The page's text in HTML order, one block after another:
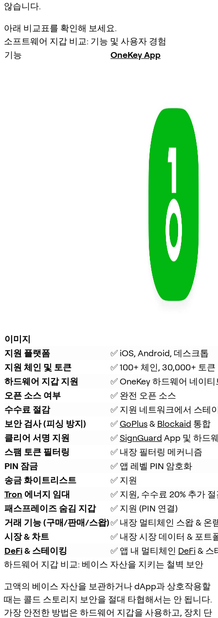
않습니다.
아래 비교표를 확인해 보세요.
소프트웨어 지갑 비교: 기능 및 사용자 경험
기능
OneKey App
이미지
지원 플랫폼
✅ iOS, Android, 데스크톱
지원 체인 및 토큰
✅ 100+ 체인, 30,000+ 토큰
하드웨어 지갑 지원
✅ OneKey 하드웨어 네이
오픈 소스 여부
✅ 완전 오픈 소스
수수료 절감
✅ 지원 네트워크에서 스테
보안 검사 (피싱 방지)
✅ GoPlus & Blockaid 통합
클리어 서명 지원
✅ SignGuard App 및 하드
스팸 토큰 필터링
✅ 내장 필터링 메커니즘
PIN 잠금
✅ 앱 레벨 PIN 암호화
송금 화이트리스트
✅ 지원
Tron 에너지 임대
✅ 지원, 수수료 20% 추가
패스프레이즈 숨김 지갑
✅ 지원 (PIN 연결)
거래 기능 (구매/판매/스왑)✅ 내장 멀티체인 스왑 & 온
시장 & 차트
✅ 내장 시장 데이터 & 포트
DeFi & 스테이킹 ✅ 앱 내 멀티체인 DeFi & 스
하드웨어 지갑 비교: 베이스 자산을 지키는 철벽 보안
고액의 베이스 자산을 보관하거나 dApp과 상호작용할
때는 콜드 스토리지 보안을 절대 타협해서는 안 됩니다.
가장 안전한 방법은 하드웨어 지갑을 사용하고, 장치 단